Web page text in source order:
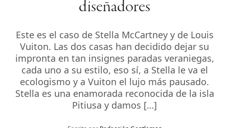
diseñadores
Este es el caso de Stella McCartney y de Louis
Vuiton. Las dos casas han decidido dejar su
impronta en tan insignes paradas veraniegas,
cada uno a su estilo, eso sí, a Stella le va el
ecologismo y a Vuiton el lujo más pausado.
Stella es una enamorada reconocida de la isla
Pitiusa y damos […]